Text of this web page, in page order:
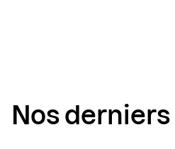
Nos derniers